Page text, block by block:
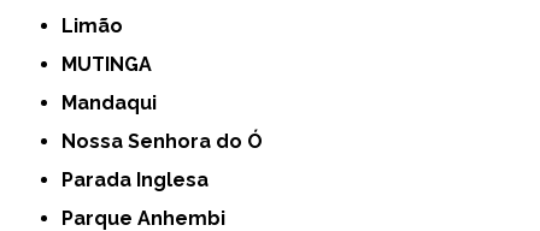
Limão
MUTINGA
Mandaqui
Nossa Senhora do Ó
Parada Inglesa
Parque Anhembi